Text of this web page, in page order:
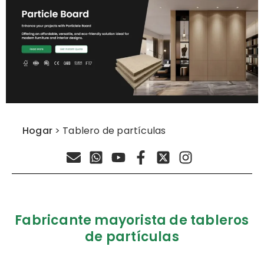
Hogar > Tablero de partículas
Fabricante mayorista de tableros
de partículas